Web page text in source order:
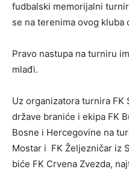
fudbalski memorijalni
se na terenima ovog kluba
Pravo nastupa na turniru
mlađi.
Uz organizatora turnira FK
države braniće i ekipa FK
Bosne i Hercegovine na
Mostar i FK Željezničar iz
biće FK Crvena Zvezda,